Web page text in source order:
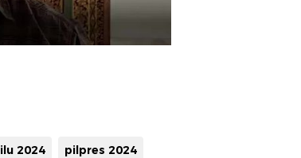
2024 pilpres 2024